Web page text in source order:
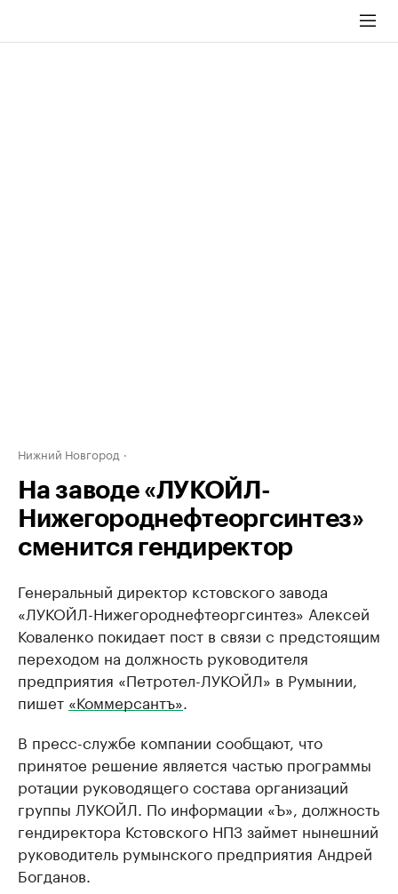
Нижний Новгород
На заводе «ЛУКОЙЛ-
Нижегороднефтеоргсинтез»
сменится гендиректор
Генеральный директор кстовского завода ​
«ЛУКОЙЛ-Нижегороднефтеоргсинтез» Алексей
Коваленко покидает пост в связи с предстоящим
переходом на ​должность руководителя
предприятия «Петротел-ЛУКОЙЛ» в Румынии,
пишет ​ «Коммерсантъ»
В пресс-службе компании сообщают, что
принятое решение является частью программы
ротации руководящего состава организаций
группы ЛУКОЙЛ. По информации «Ъ», должность
гендиректора Кстовского НПЗ займет нынешний
руководитель румынского предприятия Андрей
Богданов.